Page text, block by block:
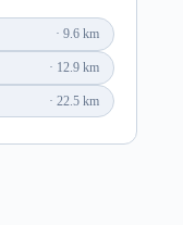
9.6 km
12.9 km
22.5 km